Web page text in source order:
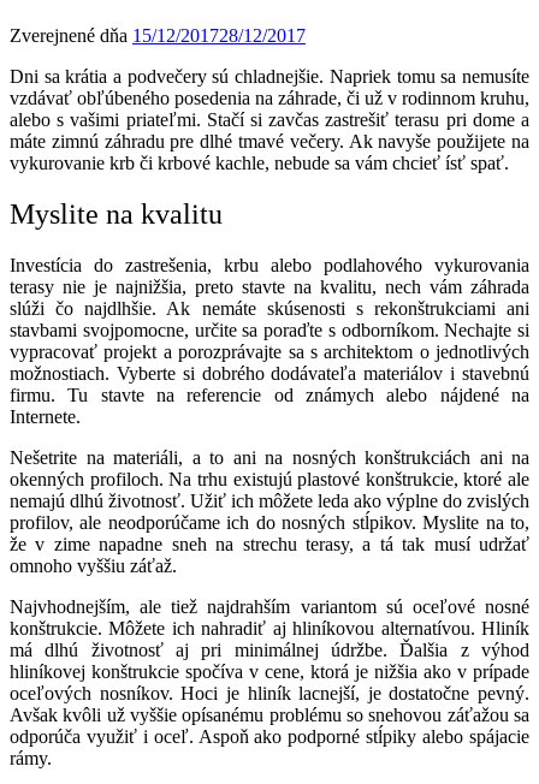
Zverejnené dňa 15/12/201728/12/2017
Dni sa krátia a podvečery sú chladnejšie. Napriek tomu sa nemusíte
vzdávať obľúbeného posedenia na záhrade, či už v rodinnom kruhu,
alebo s vašimi priateľmi. Stačí si zavčas zastrešiť terasu pri dome a
máte zimnú záhradu pre dlhé tmavé večery. Ak navyše použijete na
vykurovanie krb či krbové kachle, nebude sa vám chcieť ísť spať.
Myslite na kvalitu
Investícia do zastrešenia, krbu alebo podlahového vykurovania
terasy nie je najnižšia, preto stavte na kvalitu, nech vám záhrada
slúži čo najdlhšie. Ak nemáte skúsenosti s rekonštrukciami ani
stavbami svojpomocne, určite sa poraďte s odborníkom. Nechajte si
vypracovať projekt a porozprávajte sa s architektom o jednotlivých
možnostiach. Vyberte si dobrého dodávateľa materiálov i stavebnú
firmu. Tu stavte na referencie od známych alebo nájdené na
Internete.
Nešetrite na materiáli, a to ani na nosných konštrukciách ani na
okenných profiloch. Na trhu existujú plastové konštrukcie, ktoré ale
nemajú dlhú životnosť. Užiť ich môžete leda ako výplne do zvislých
profilov, ale neodporúčame ich do nosných stĺpikov. Myslite na to,
že v zime napadne sneh na strechu terasy, a tá tak musí udržať
omnoho vyššiu záťaž.
Najvhodnejším, ale tiež najdrahším variantom sú oceľové nosné
konštrukcie. Môžete ich nahradiť aj hliníkovou alternatívou. Hliník
má dlhú životnosť aj pri minimálnej údržbe. Ďalšia z výhod
hliníkovej konštrukcie spočíva v cene, ktorá je nižšia ako v prípade
oceľových nosníkov. Hoci je hliník lacnejší, je dostatočne pevný.
Avšak kvôli už vyššie opísanému problému so snehovou záťažou sa
odporúča využiť i oceľ. Aspoň ako podporné stĺpiky alebo spájacie
rámy.